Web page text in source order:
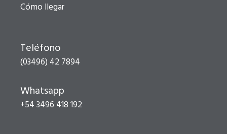
Cómo llegar
Teléfono
(03496) 42 7894
Whatsapp
+54 3496 418 192